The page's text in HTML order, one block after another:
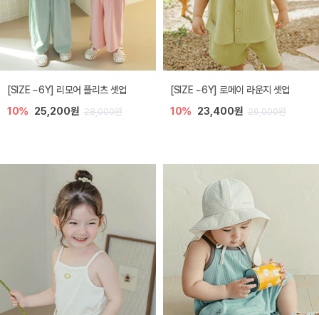
[SIZE ~6Y] 리모어 플리츠 셋업
10% 25,200원 28,000원
[SIZE ~6Y] 로메이 라운지 셋업
10% 23,400원 26,000원